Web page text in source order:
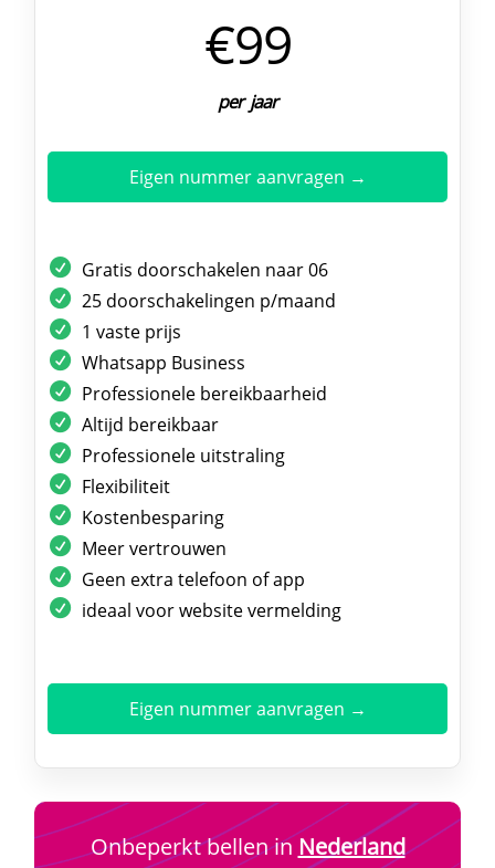
€99
per jaar
Eigen nummer aanvragen →
Gratis doorschakelen naar 06
25 doorschakelingen p/maand
1 vaste prijs
Whatsapp Business
Professionele bereikbaarheid
Altijd bereikbaar
Professionele uitstraling
Flexibiliteit
Kostenbesparing
Meer vertrouwen
Geen extra telefoon of app
ideaal voor website vermelding
Eigen nummer aanvragen →
Onbeperkt bellen inNederland